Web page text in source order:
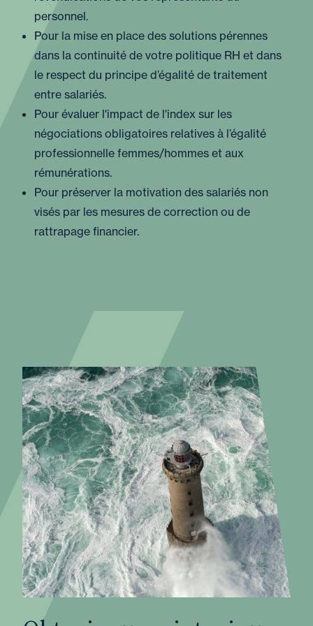
personnel.
Pour la mise en place des solutions pérennes
dans la continuité de votre politique RH et dans
le respect du principe d’égalité de traitement
entre salariés.
Pour évaluer l'impact de l'index sur les
négociations obligatoires relatives à l’égalité
professionnelle femmes/hommes et aux
rémunérations.
Pour préserver la motivation des salariés non
visés par les mesures de correction ou de
rattrapage financier.